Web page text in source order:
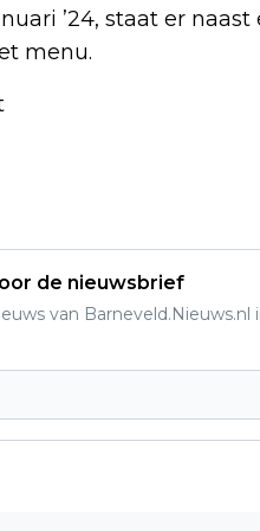
’24, staat er
menu.
de nieuwsbrief
van Barneveld.Nieuws.nl